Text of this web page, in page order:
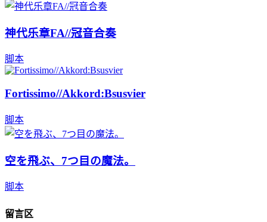
神代乐章FA//冠音合奏
脚本
Fortissimo//Akkord:Bsusvier
脚本
空を飛ぶ、7つ目の魔法。
脚本
留言区